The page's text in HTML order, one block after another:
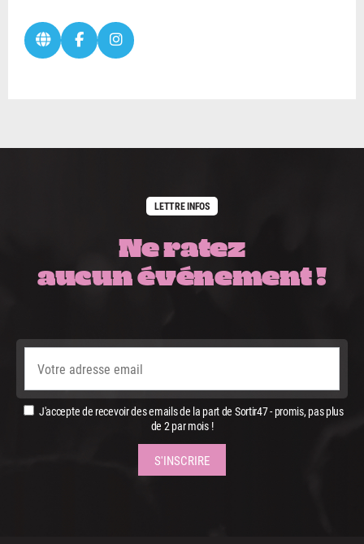
LETTRE INFOS
Ne ratez
aucun événement !
J'accepte de recevoir des emails de la part de Sortir47 - promis, pas plus
de 2 par mois !